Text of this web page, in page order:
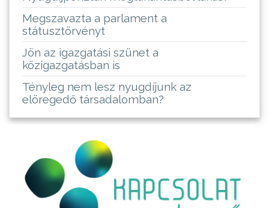
Megszavazta a parlament a
státusztörvényt
Jön az igazgatási szünet a
közigazgatásban is
Tényleg nem lesz nyugdíjunk az
elöregedő társadalomban?